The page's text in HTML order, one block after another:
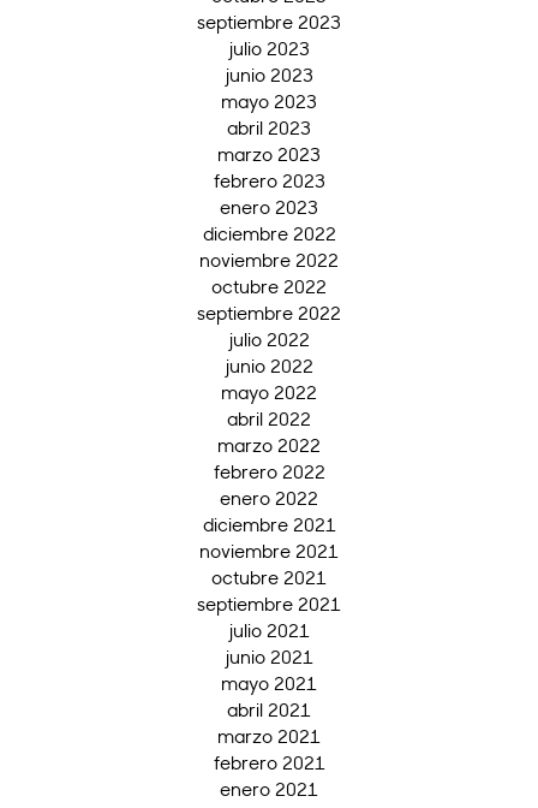
septiembre 2023
julio 2023
junio 2023
mayo 2023
abril 2023
marzo 2023
febrero 2023
enero 2023
diciembre 2022
noviembre 2022
octubre 2022
septiembre 2022
julio 2022
junio 2022
mayo 2022
abril 2022
marzo 2022
febrero 2022
enero 2022
diciembre 2021
noviembre 2021
octubre 2021
septiembre 2021
julio 2021
junio 2021
mayo 2021
abril 2021
marzo 2021
febrero 2021
enero 2021